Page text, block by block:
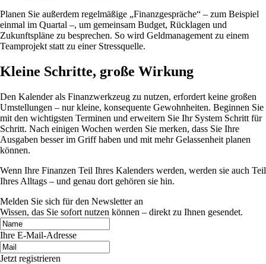
Planen Sie außerdem regelmäßige „Finanzgespräche“ – zum Beispiel
einmal im Quartal –, um gemeinsam Budget, Rücklagen und
Zukunftspläne zu besprechen. So wird Geldmanagement zu einem
Teamprojekt statt zu einer Stressquelle.
Kleine Schritte, große Wirkung
Den Kalender als Finanzwerkzeug zu nutzen, erfordert keine großen
Umstellungen – nur kleine, konsequente Gewohnheiten. Beginnen Sie
mit den wichtigsten Terminen und erweitern Sie Ihr System Schritt für
Schritt. Nach einigen Wochen werden Sie merken, dass Sie Ihre
Ausgaben besser im Griff haben und mit mehr Gelassenheit planen
können.
Wenn Ihre Finanzen Teil Ihres Kalenders werden, werden sie auch Teil
Ihres Alltags – und genau dort gehören sie hin.
Melden Sie sich für den Newsletter an
Wissen, das Sie sofort nutzen können – direkt zu Ihnen gesendet.
Ihre E-Mail-Adresse
Jetzt registrieren